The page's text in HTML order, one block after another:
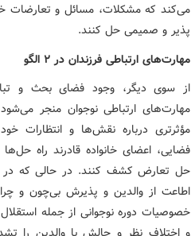
می‌کند که مشکلات، مسائل و تعارضات
پذیر و صمیمی حل کنند.
مهارت‌های ارتباطی فرزندان در ۲ الگو
از سوی دیگر، وجود فضای بحث و
مهارت‌های ارتباطی نوجوان منجر
مؤثرتری درباره نقش‌ها و انتظارات
فضایی، اعضای خانواده قادرند راه
حل تعارض کشف کنند. در حالی که در
اطاعت از والدین و پذیرش بی‌چون و
خصوصیات دوره نوجوانی از جمله